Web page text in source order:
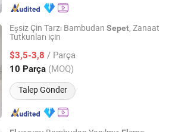
Eşsiz Çin Tarzı Bambudan Sepet, Zanaat
Tutkunları için
$3,5-3,8 / Parça
10 Parça (MOQ)
Talep Gönder
Technology Co., Ltd.
Fiyat 2025